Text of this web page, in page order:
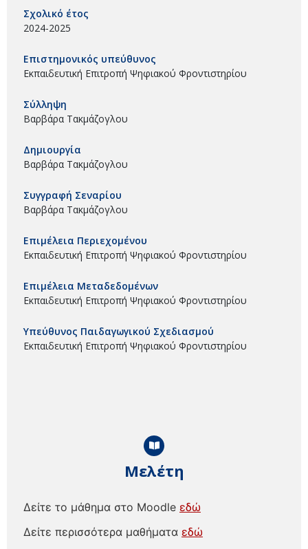
Μελέτη
Δείτε το μάθημα στο Moodle εδώ
Δείτε περισσότερα μαθήματα εδώ
Σχολικό έτος
2024-2025
Επιστημονικός υπεύθυνος
Εκπαιδευτική Επιτροπή Ψηφιακού Φροντιστηρίου
Σύλληψη
Βαρβάρα Τακμάζογλου
Δημιουργία
Βαρβάρα Τακμάζογλου
Συγγραφή Σεναρίου
Βαρβάρα Τακμάζογλου
Επιμέλεια Περιεχομένου
Εκπαιδευτική Επιτροπή Ψηφιακού Φροντιστηρίου
Επιμέλεια Μεταδεδομένων
Εκπαιδευτική Επιτροπή Ψηφιακού Φροντιστηρίου
Υπεύθυνος Παιδαγωγικού Σχεδιασμού
Εκπαιδευτική Επιτροπή Ψηφιακού Φροντιστηρίου